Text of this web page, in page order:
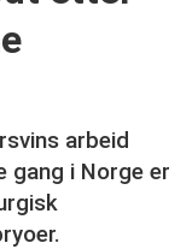
arbeid
gang i Norge er